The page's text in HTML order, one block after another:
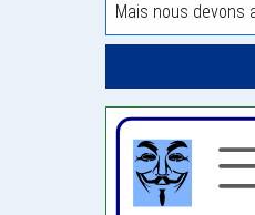
Mais nous devons